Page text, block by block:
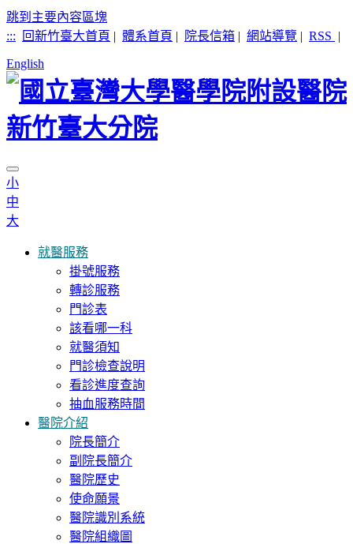
跳到主要內容區塊
:::
回新竹臺大首頁 | 體系首頁 | 院長信箱 | 網站導覽 | RSS |
English
小
中
大
就醫服務
掛號服務
轉診服務
門診表
該看哪一科
就醫須知
門診檢查說明
看診進度查詢
抽血服務時間
醫院介紹
院長簡介
副院長簡介
醫院歷史
使命願景
醫院識別系統
醫院組織圖